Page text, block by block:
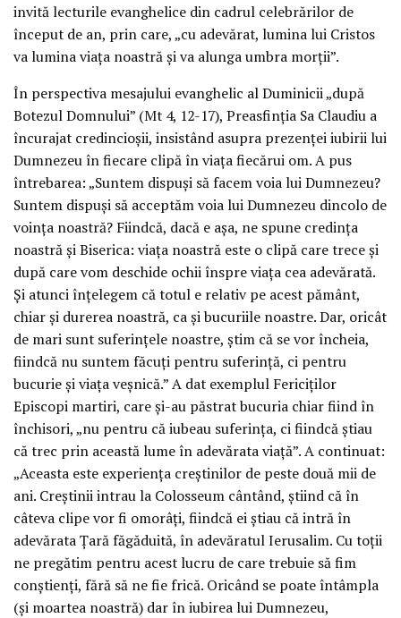
invită lecturile evanghelice din cadrul celebrărilor de
început de an, prin care, „cu adevărat, lumina lui Cristos
va lumina viața noastră și va alunga umbra morții”.
În perspectiva mesajului evanghelic al Duminicii „după
Botezul Domnului” (Mt 4, 12-17), Preasfinția Sa Claudiu a
încurajat credincioșii, insistând asupra prezenței iubirii lui
Dumnezeu în fiecare clipă în viața fiecărui om. A pus
întrebarea: „Suntem dispuși să facem voia lui Dumnezeu?
Suntem dispuși să acceptăm voia lui Dumnezeu dincolo de
voința noastră? Fiindcă, dacă e așa, ne spune credința
noastră și Biserica: viața noastră este o clipă care trece și
după care vom deschide ochii înspre viața cea adevărată.
Și atunci înțelegem că totul e relativ pe acest pământ,
chiar și durerea noastră, ca și bucuriile noastre. Dar, oricât
de mari sunt suferințele noastre, știm că se vor încheia,
fiindcă nu suntem făcuți pentru suferință, ci pentru
bucurie și viața veșnică.” A dat exemplul Fericiților
Episcopi martiri, care și-au păstrat bucuria chiar fiind în
închisori, „nu pentru că iubeau suferința, ci fiindcă știau
că trec prin această lume în adevărata viață”. A continuat:
„Aceasta este experiența creștinilor de peste două mii de
ani. Creștinii intrau la Colosseum cântând, știind că în
câteva clipe vor fi omorâți, fiindcă ei știau că intră în
adevărata Țară făgăduită, în adevăratul Ierusalim. Cu toții
ne pregătim pentru acest lucru de care trebuie să fim
conștienți, fără să ne fie frică. Oricând se poate întâmpla
(și moartea noastră) dar în iubirea lui Dumnezeu,